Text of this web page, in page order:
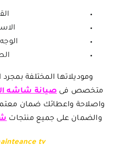
وموديلاتها المختلفة
متخصص فىصيانة شاشه
واصلاحة واعطائك ضمان
والضمان على جميع منتجات
tv